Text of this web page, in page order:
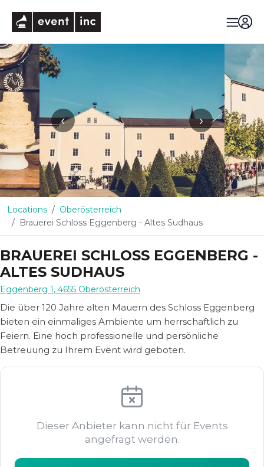
‹ ›
Locations
Oberösterreich
Brauerei Schloss Eggenberg - Altes Sudhaus
BRAUEREI SCHLOSS EGGENBERG -
ALTES SUDHAUS
Eggenberg 1, 4655 Oberösterreich
Die über 120 Jahre alten Mauern des Schloss Eggenberg
bieten ein einmaliges Ambiente um herrschaftlich zu
Feiern. Eine hoch professionelle und persönliche
Betreuung zu Ihrem Event wird geboten.
Dieser Anbieter kann nicht für Events
angefragt werden.